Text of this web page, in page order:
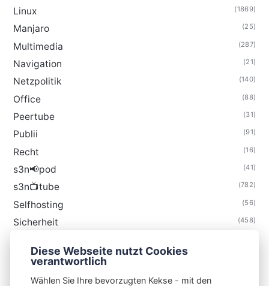
Linux (1869)
Manjaro (25)
Multimedia (287)
Navigation (21)
Netzpolitik (140)
Office (88)
Peertube (31)
Publii (91)
Recht (16)
s3n📢pod (41)
s3n📺tube (782)
Selfhosting (56)
Sicherheit (458)
Thunderbird
Diese Webseite nutzt Cookies
verantwortlich
Wählen Sie Ihre bevorzugten Kekse - mit den